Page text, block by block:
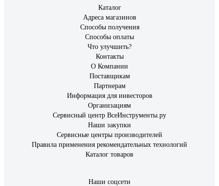
Каталог
Адреса магазинов
Способы получения
Способы оплаты
Что улучшить?
Контакты
О Компании
Поставщикам
Партнерам
Информация для инвесторов
Организациям
Сервисный центр ВсеИнструменты.ру
Наши закупки
Сервисные центры производителей
Правила применения рекомендательных технологий
Каталог товаров
Наши соцсети